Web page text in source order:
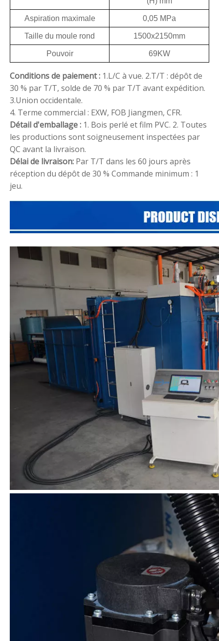
Aspiration maximale 0,05 MPa
Taille du moule rond 1500x2150mm
Pouvoir 69KW
Conditions de paiement : 1.L/C à vue. 2.T/T : dépôt de
30 % par T/T, solde de 70 % par T/T avant expédition.
3.Union occidentale.
4. Terme commercial : EXW, FOB Jiangmen, CFR.
Détail d'emballage : 1. Bois perlé et film PVC. 2. Toutes
les productions sont soigneusement inspectées par
QC avant la livraison.
Délai de livraison: Par T/T dans les 60 jours après
réception du dépôt de 30 % Commande minimum : 1
jeu.